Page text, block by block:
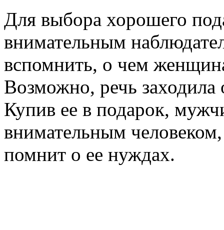
Для выбора хорошего
внимательным
вспомнить, о чем
Возможно, речь
Купив ее в подарок,
внимательным
помнит о ее нуждах.